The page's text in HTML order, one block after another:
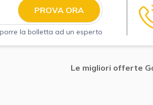
PROVA ORA
la bolletta ad un esperto
Le migliori offerte